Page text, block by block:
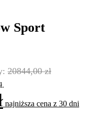
Sport
20844,00zł
najniższa cena z 30 dni